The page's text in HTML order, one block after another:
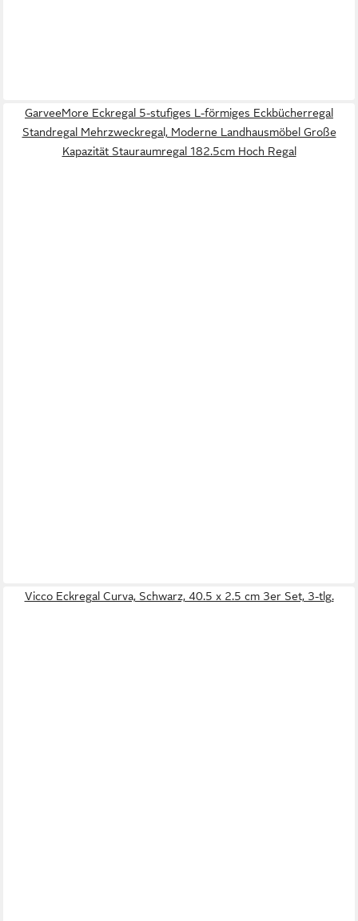
GarveeMore Eckregal 5-stufiges L-förmiges Eckbücherregal
Standregal Mehrzweckregal, Moderne Landhausmöbel Große
Kapazität Stauraumregal 182.5cm Hoch Regal
Vicco Eckregal Curva, Schwarz, 40.5 x 2.5 cm 3er Set, 3-tlg.